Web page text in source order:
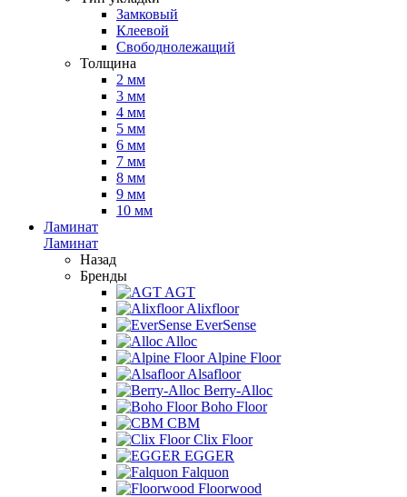
Замковый
Клеевой
Свободнолежащий
Толщина
2 мм
3 мм
4 мм
5 мм
6 мм
7 мм
8 мм
9 мм
10 мм
Ламинат
Ламинат
Назад
Бренды
AGT
Alixfloor
EverSense
Alloc
Alpine Floor
Alsafloor
Berry-Alloc
Boho Floor
CBM
Clix Floor
EGGER
Falquon
Floorwood